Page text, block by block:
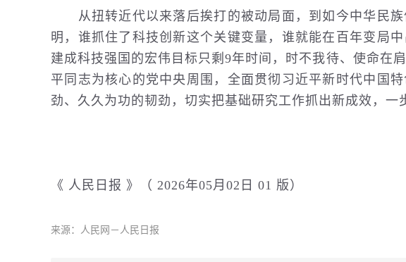
从扭转近代以来落后挨打的被动局面，到如今中华民族
明，谁抓住了科技创新这个关键变量，谁就能在百年变局
建成科技强国的宏伟目标只剩9年时间，时不我待、使命在
平同志为核心的党中央周围，全面贯彻习近平新时代中国
劲、久久为功的韧劲，切实把基础研究工作抓出新成效，一
《 人民日报 》（ 2026年05月02日 01 版）
来源：人民网－人民日报